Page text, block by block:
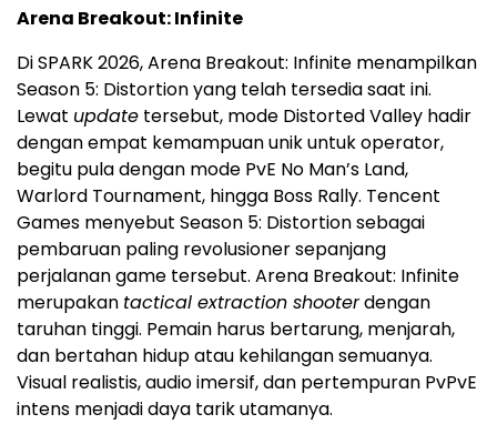
Arena Breakout: Infinite
Di SPARK 2026, Arena Breakout: Infinite menampilkan
Season 5: Distortion yang telah tersedia saat ini.
Lewat update tersebut, mode Distorted Valley hadir
dengan empat kemampuan unik untuk operator,
begitu pula dengan mode PvE No Man’s Land,
Warlord Tournament, hingga Boss Rally. Tencent
Games menyebut Season 5: Distortion sebagai
pembaruan paling revolusioner sepanjang
perjalanan game tersebut. Arena Breakout: Infinite
merupakan tactical extraction shooterdengan
taruhan tinggi. Pemain harus bertarung, menjarah,
dan bertahan hidup atau kehilangan semuanya.
Visual realistis, audio imersif, dan pertempuran PvPvE
intens menjadi daya tarik utamanya.